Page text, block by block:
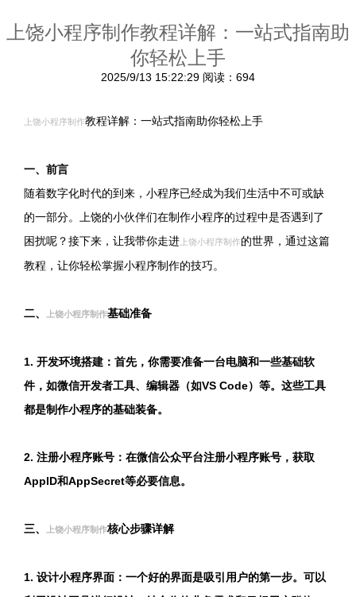
上饶小程序制作教程详解：一站式指南助
你轻松上手
2025/9/13 15:22:29 阅读：694
上饶小程序制作教程详解：一站式指南助你轻松上手
一、前言
随着数字化时代的到来，小程序已经成为我们生活中不可或缺
的一部分。上饶的小伙伴们在制作小程序的过程中是否遇到了
困扰呢？接下来，让我带你走进 上饶小程序制作的世界，通过这篇
教程，让你轻松掌握小程序制作的技巧。
二、 上饶小程序制作基础准备
1. 开发环境搭建：首先，你需要准备一台电脑和一些基础软
件，如微信开发者工具、编辑器（如VS Code）等。这些工具
都是制作小程序的基础装备。
2. 注册小程序账号：在微信公众平台注册小程序账号，获取
AppID和AppSecret等必要信息。
三、 上饶小程序制作核心步骤详解
1. 设计小程序界面：一个好的界面是吸引用户的第一步。可以